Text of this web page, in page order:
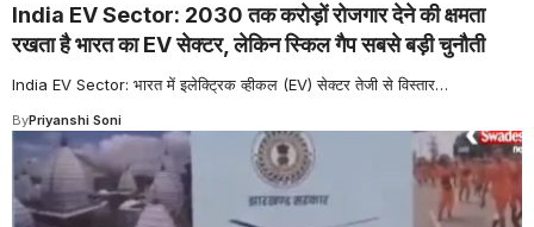
India EV Sector: 2030 तक करोड़ों रोजगार देने की क्षमता
रखता है भारत का EV सेक्टर, लेकिन स्किल गैप सबसे बड़ी चुनौती
India EV Sector: भारत में इलेक्ट्रिक व्हीकल (EV) सेक्टर तेजी से विस्तार…
ByPriyanshi Soni